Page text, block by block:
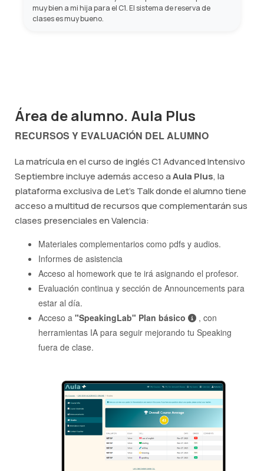
muy bien a mi hija para el C1. El sistema de reserva de
clases es muy bueno.
Área de alumno. Aula Plus
RECURSOS Y EVALUACIÓN DEL ALUMNO
La matrícula en el curso de inglés C1 Advanced Intensivo
Septiembre incluye además acceso aAula Plus, la
plataforma exclusiva de Let's Talk donde el alumno tiene
acceso a multitud de recursos que complementarán sus
clases presenciales en Valencia:
Materiales complementarios como pdfs y audios.
Informes de asistencia
Acceso al homework que te irá asignando el profesor.
Evaluación continua y sección de Announcements para
estar al día.
Acceso a "SpeakingLab" Plan básico
, con
herramientas IA para seguir mejorando tu Speaking
fuera de clase.